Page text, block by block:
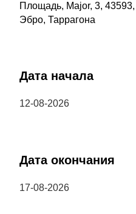
Площадь, Major, 3,
Эбро, Таррагона
Дата начала
12-08-2026
Дата окончания
17-08-2026